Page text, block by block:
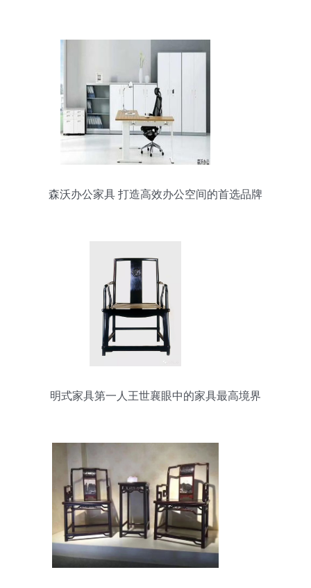
森沃办公家具 打造高效办公空间的首选品牌
明式家具第一人王世襄眼中的家具最高境界